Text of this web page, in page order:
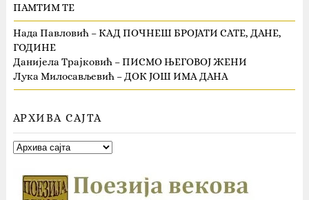
ПАМТИМ ТЕ
Нада Павловић – КАД ПОЧНЕШ БРОЈАТИ САТЕ, ДАНЕ,
ГОДИНЕ
Данијела Трајковић – ПИСМО ЊЕГОВОЈ ЖЕНИ
Лука Милосављевић – ДОК ЈОШ ИМА ДАНА
АРХИВА САЈТА